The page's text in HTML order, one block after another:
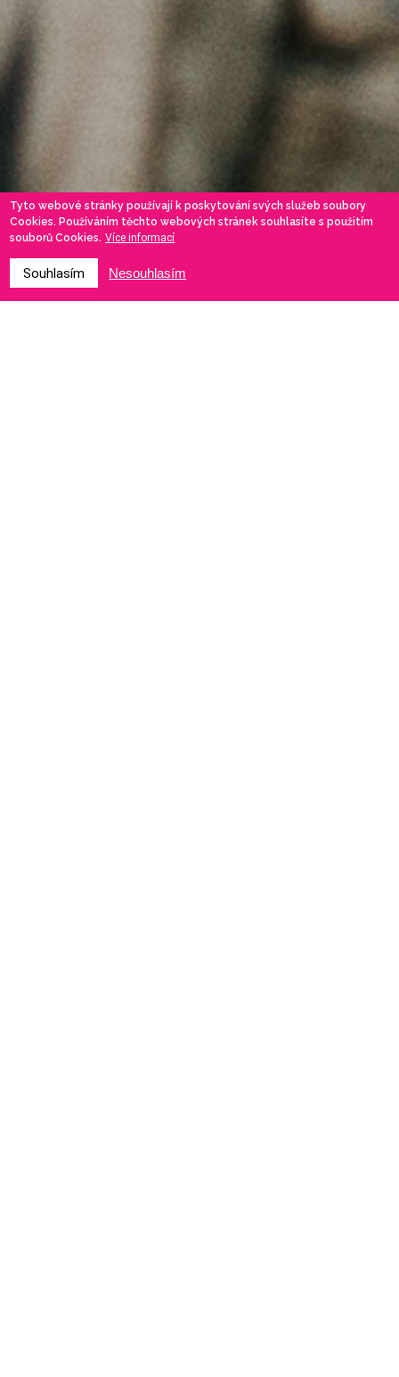
Tyto webové stránky používají k poskytování svých služeb soubory
Cookies. Používáním těchto webových stránek souhlasíte s použitím
souborů Cookies. Více informací
Souhlasím Nesouhlasím